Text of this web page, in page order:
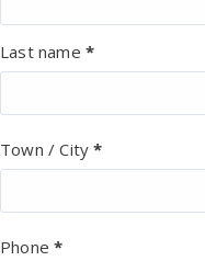
Last name *
Town / City*
Phone*